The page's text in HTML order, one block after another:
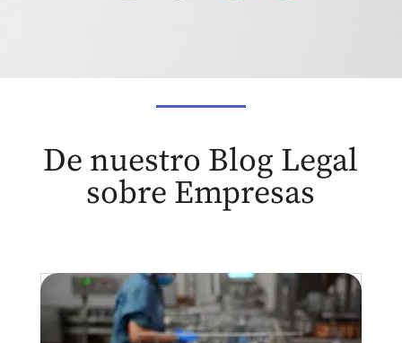
De nuestro Blog Legal
sobre Empresas